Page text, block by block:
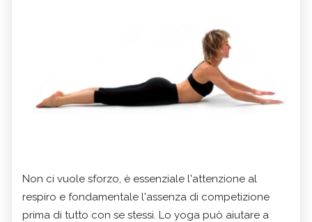
Non ci vuole sforzo, è essenziale l'attenzione al
respiro e fondamentale l'assenza di competizione
prima di tutto con se stessi. Lo yoga può aiutare a